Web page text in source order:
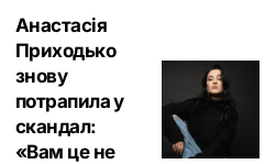
Анастасія
Приходько
знову
потрапила у
скандал:
«Вам це не